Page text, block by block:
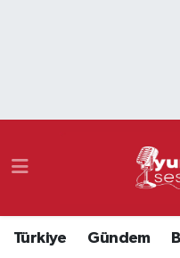
Türkiye Gündem
Namaz Vakitleri
Süper Lig Puan